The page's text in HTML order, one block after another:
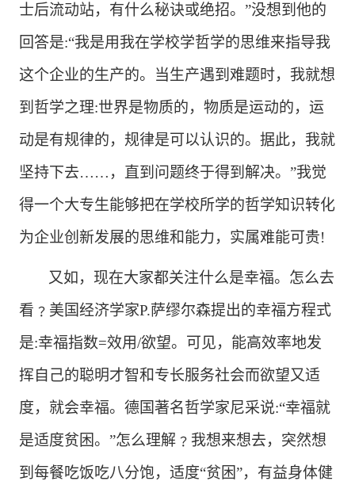
士后流动站，有什么秘诀或绝招。”没想到他的
回答是:“我是用我在学校学哲学的思维来指导我
这个企业的生产的。当生产遇到难题时，我就想
到哲学之理:世界是物质的，物质是运动的，运
动是有规律的，规律是可以认识的。据此，我就
坚持下去……，直到问题终于得到解决。”我觉
得一个大专生能够把在学校所学的哲学知识转化
为企业创新发展的思维和能力，实属难能可贵!
又如，现在大家都关注什么是幸福。怎么去
看﹖美国经济学家P.萨缪尔森提出的幸福方程式
是:幸福指数=效用/欲望。可见，能高效率地发
挥自己的聪明才智和专长服务社会而欲望又适
度，就会幸福。德国著名哲学家尼采说:“幸福就
是适度贫困。”怎么理解﹖我想来想去，突然想
到每餐吃饭吃八分饱，适度“贫困”，有益身体健